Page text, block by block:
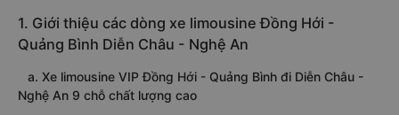
1. Giới thiệu các dòng xe limousine Đồng Hới -
Quảng Bình Diễn Châu - Nghệ An
a. Xe limousine VIP Đồng Hới - Quảng Bình đi Diễn Châu -
Nghệ An 9 chỗ chất lượng cao